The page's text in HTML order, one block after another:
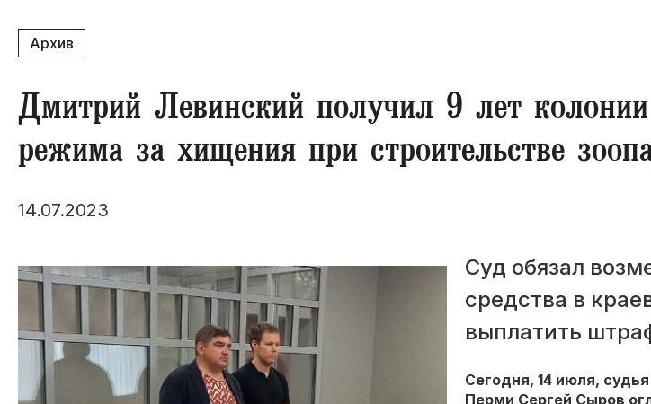
Архив
Дмитрий Левинский получил 9 лет колонии
режима за хищения ​при строительстве
14.07.2023
Суд обязал
средства в
выплатить
Сегодня, 14 июля,
Перми Сергей Сыров